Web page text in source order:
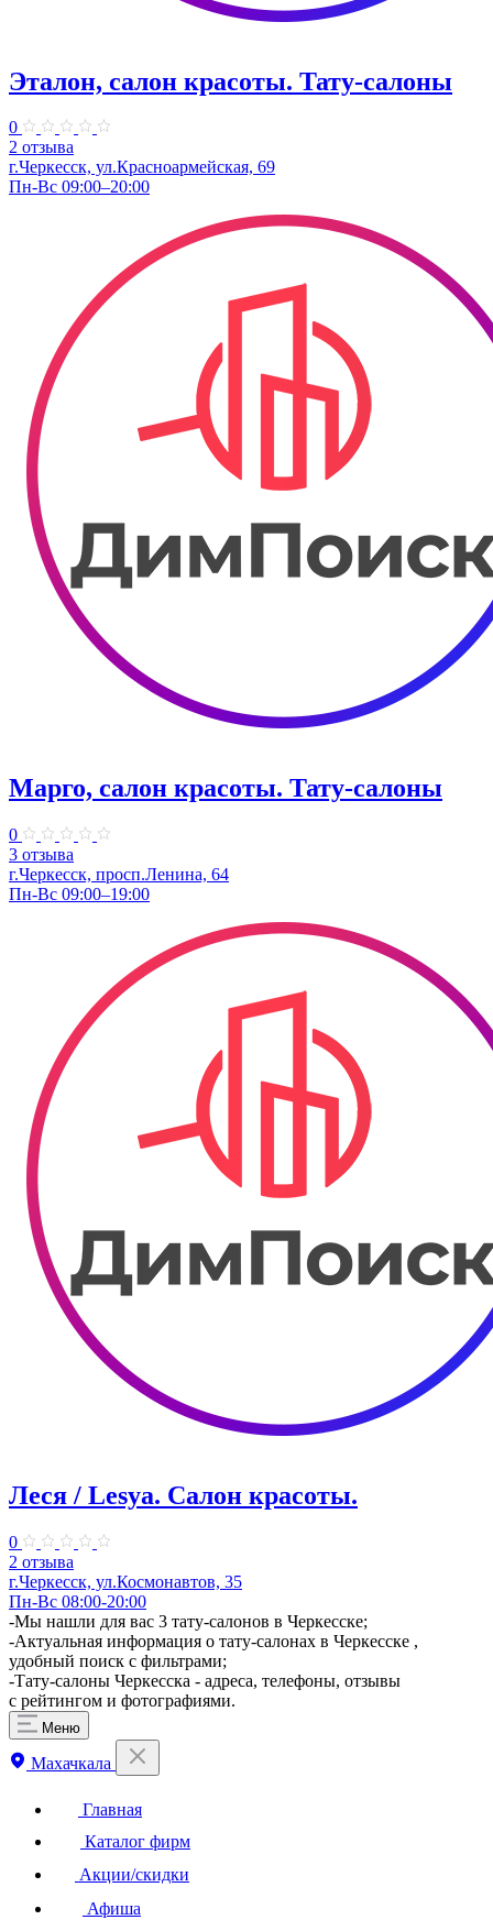
Эталон, салон красоты. Тату-салоны
0
2 отзыва
г.Черкесск, ул.Красноармейская, 69
Пн-Вс 09:00–20:00
Марго, салон красоты. Тату-салоны
0
3 отзыва
г.Черкесск, просп.Ленина, 64
Пн-Вс 09:00–19:00
Леся / Lesya. Салон красоты.
0
2 отзыва
г.Черкесск, ул.Космонавтов, 35
Пн-Вс 08:00-20:00
-Мы нашли для вас 3 тату-салонов в Черкесске;
-Актуальная информация о тату-салонах в Черкесске ,
удобный поиск с фильтрами;
-Тату-салоны Черкесска - адреса, телефоны, отзывы
с рейтингом и фотографиями.
Меню
Махачкала
Главная
Каталог фирм
Акции/скидки
Афиша